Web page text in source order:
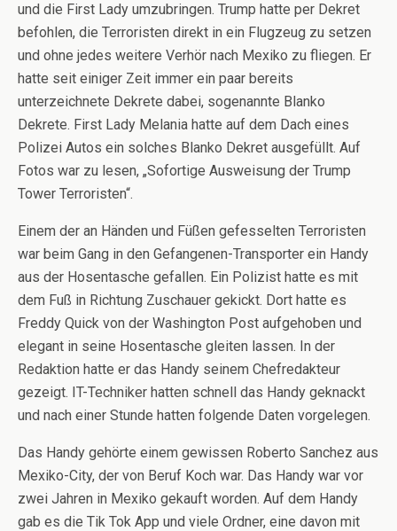
und die First Lady umzubringen. Trump hatte per Dekret
befohlen, die Terroristen direkt in ein Flugzeug zu setzen
und ohne jedes weitere Verhör nach Mexiko zu fliegen. Er
hatte seit einiger Zeit immer ein paar bereits
unterzeichnete Dekrete dabei, sogenannte Blanko
Dekrete. First Lady Melania hatte auf dem Dach eines
Polizei Autos ein solches Blanko Dekret ausgefüllt. Auf
Fotos war zu lesen, „Sofortige Ausweisung der Trump
Tower Terroristen“.
Einem der an Händen und Füßen gefesselten Terroristen
war beim Gang in den Gefangenen-Transporter ein Handy
aus der Hosentasche gefallen. Ein Polizist hatte es mit
dem Fuß in Richtung Zuschauer gekickt. Dort hatte es
Freddy Quick von der Washington Post aufgehoben und
elegant in seine Hosentasche gleiten lassen. In der
Redaktion hatte er das Handy seinem Chefredakteur
gezeigt. IT-Techniker hatten schnell das Handy geknackt
und nach einer Stunde hatten folgende Daten vorgelegen.
Das Handy gehörte einem gewissen Roberto Sanchez aus
Mexiko-City, der von Beruf Koch war. Das Handy war vor
zwei Jahren in Mexiko gekauft worden. Auf dem Handy
gab es die Tik Tok App und viele Ordner, eine davon mit